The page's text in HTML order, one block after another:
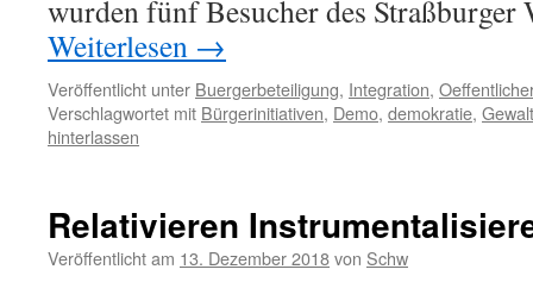
wurden fünf Besucher des
Weiterlesen →
Veröffentlicht unter Buergerbeteiligung, Integration,
Verschlagwortet mit Bürgerinitiativen, Demo, demokratie, Gewalt
hinterlassen
Relativieren
Veröffentlicht am 13. Dezember 2018von Schw